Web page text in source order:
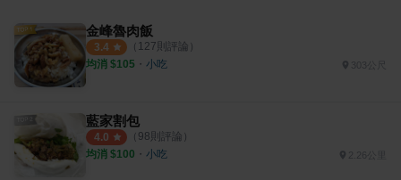
金峰魯肉飯
3.4 （ 127則評論）
均消 $105 ・ 小吃
藍家割包
4.0 （ 98則評論）
均消 $100 ・ 小吃